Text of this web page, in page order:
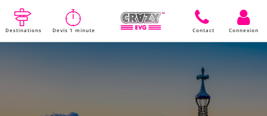
Destinations Devis 1 minute Contact Connexion